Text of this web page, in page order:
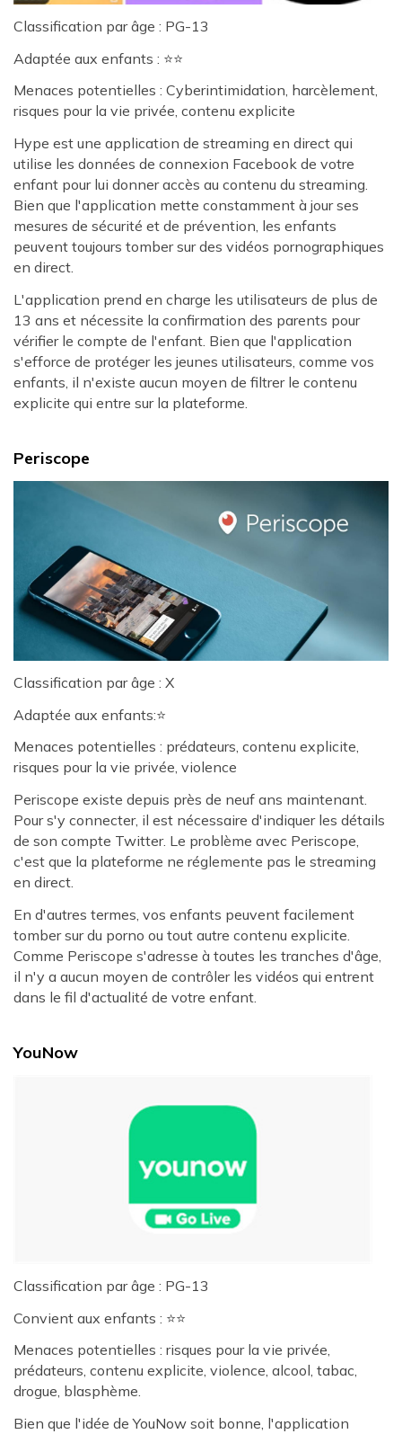
Classification par âge : PG-13
Adaptée aux enfants : ⭐⭐
Menaces potentielles : Cyberintimidation, harcèlement,
risques pour la vie privée, contenu explicite
Hype est une application de streaming en direct qui
utilise les données de connexion Facebook de votre
enfant pour lui donner accès au contenu du streaming.
Bien que l'application mette constamment à jour ses
mesures de sécurité et de prévention, les enfants
peuvent toujours tomber sur des vidéos pornographiques
en direct.
L'application prend en charge les utilisateurs de plus de
13 ans et nécessite la confirmation des parents pour
vérifier le compte de l'enfant. Bien que l'application
s'efforce de protéger les jeunes utilisateurs, comme vos
enfants, il n'existe aucun moyen de filtrer le contenu
explicite qui entre sur la plateforme.
Periscope
Classification par âge : X
Adaptée aux enfants:⭐
Menaces potentielles : prédateurs, contenu explicite,
risques pour la vie privée, violence
Periscope existe depuis près de neuf ans maintenant.
Pour s'y connecter, il est nécessaire d'indiquer les détails
de son compte Twitter. Le problème avec Periscope,
c'est que la plateforme ne réglemente pas le streaming
en direct.
En d'autres termes, vos enfants peuvent facilement
tomber sur du porno ou tout autre contenu explicite.
Comme Periscope s'adresse à toutes les tranches d'âge,
il n'y a aucun moyen de contrôler les vidéos qui entrent
dans le fil d'actualité de votre enfant.
YouNow
Classification par âge : PG-13
Convient aux enfants : ⭐⭐
Menaces potentielles : risques pour la vie privée,
prédateurs, contenu explicite, violence, alcool, tabac,
drogue, blasphème.
Bien que l'idée de YouNow soit bonne, l'application